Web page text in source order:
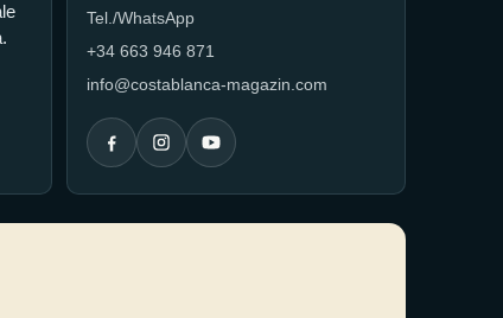
Tel./WhatsApp
+34 663 946 871
info@costablanca-magazin.com